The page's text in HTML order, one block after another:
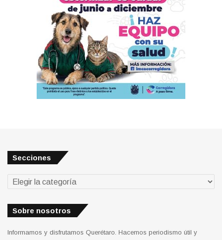
Secciones
Secciones
Sobre nosotros
Informamos y disfrutamos Querétaro. Hacemos periodismo útil y